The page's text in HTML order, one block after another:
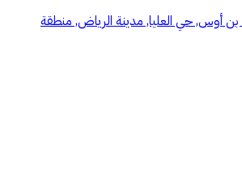
أوس, حي العليا, مدينة الرياض, منطقة